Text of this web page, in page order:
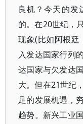
良机？今天的发
的。在20世纪，
现象(比如阿根廷
入发达国家行列
达国家与欠发达
大。但在21世纪
足的发展机遇，
趋势。新兴工业